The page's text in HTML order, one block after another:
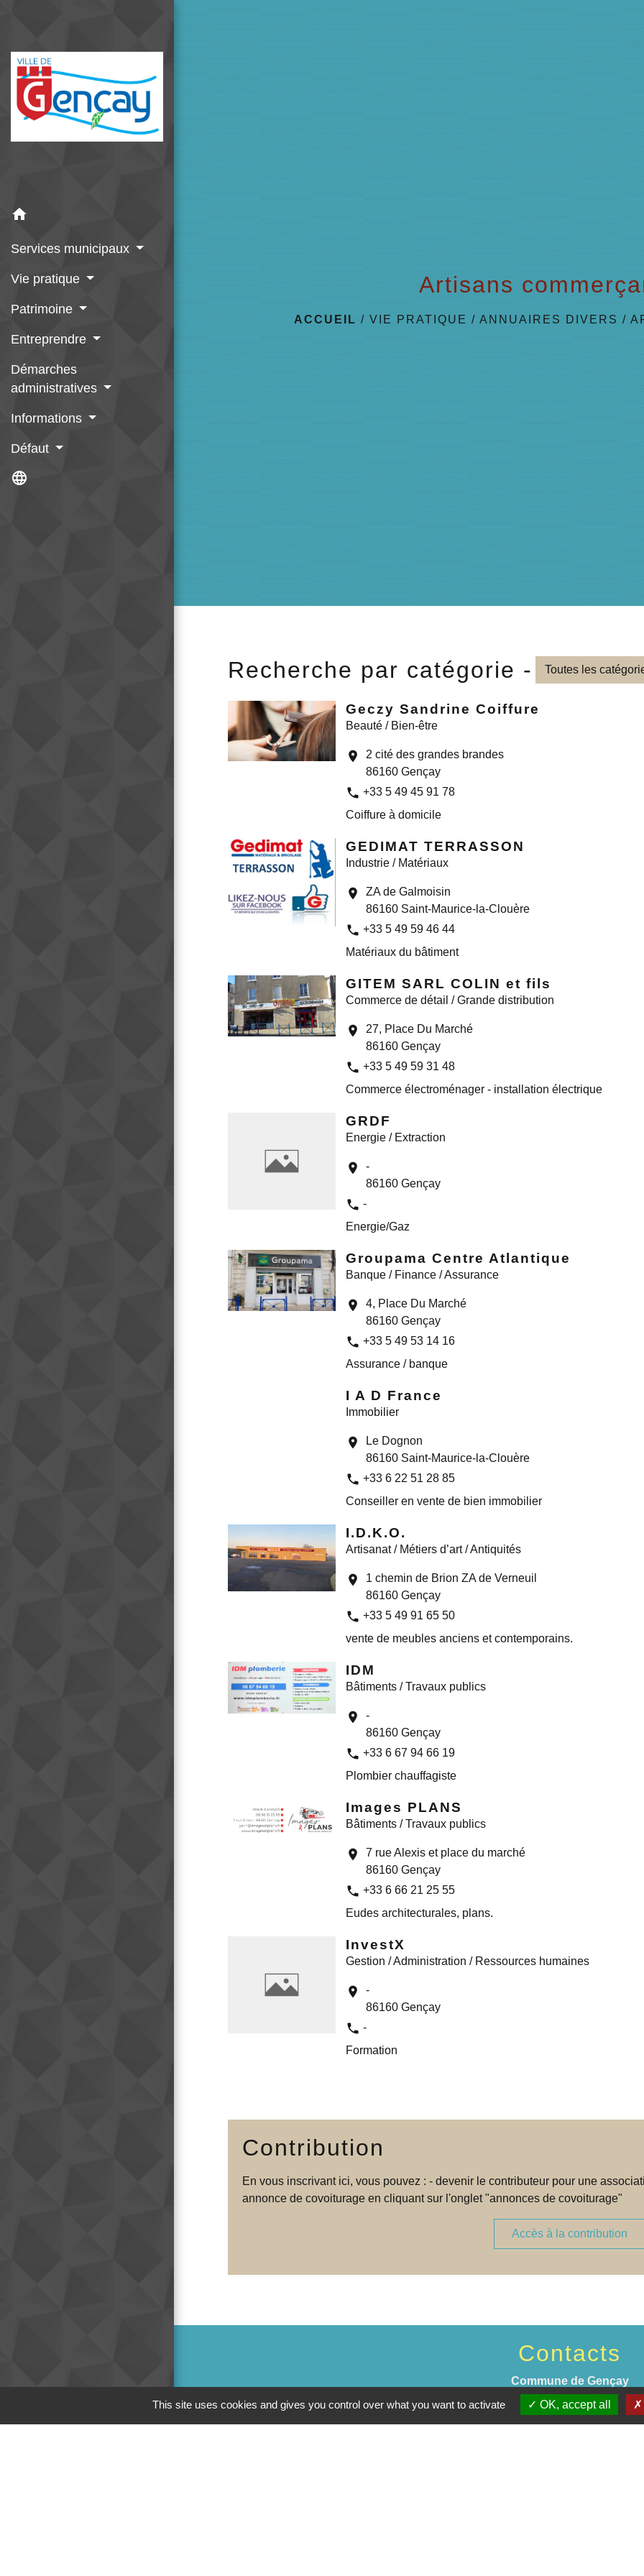
home
Services municipaux
Vie pratique
Patrimoine
Entreprendre
Démarches
administratives
Informations
Défaut
language
Artisans
ACCUEIL / VIE PRATIQUE / ANNUAIRES DIVERS /
Recherche par catégorie - Toutes les
Geczy Sandrine Coiffure
Beauté / Bien-être
location_on
2 cité des grandes brandes
86160 Gençay
phone +33 5 49 45 91 78
Coiffure à domicile
GEDIMAT TERRASSON
Industrie / Matériaux
location_on
ZA de Galmoisin
86160 Saint-Maurice-la-Clouère
phone +33 5 49 59 46 44
Matériaux du bâtiment
GITEM SARL COLIN et fils
Commerce de détail / Grande distribution
location_on
27, Place Du Marché
86160 Gençay
phone +33 5 49 59 31 48
Commerce électroménager - installation électrique
GRDF
Energie / Extraction
location_on
-
86160 Gençay
phone -
Energie/Gaz
Groupama Centre Atlantique
Banque / Finance / Assurance
location_on
4, Place Du Marché
86160 Gençay
phone +33 5 49 53 14 16
Assurance / banque
I A D France
Immobilier
location_on
Le Dognon
86160 Saint-Maurice-la-Clouère
phone +33 6 22 51 28 85
Conseiller en vente de bien immobilier
I.D.K.O.
Artisanat / Métiers d’art / Antiquités
location_on
1 chemin de Brion ZA de Verneuil
86160 Gençay
phone +33 5 49 91 65 50
vente de meubles anciens et contemporains.
IDM
Bâtiments / Travaux publics
location_on
-
86160 Gençay
phone +33 6 67 94 66 19
Plombier chauffagiste
Images PLANS
Bâtiments / Travaux publics
location_on
7 rue Alexis et place du marché
86160 Gençay
phone +33 6 66 21 25 55
Eudes architecturales, plans.
InvestX
Gestion / Administration / Ressources humaines
location_on
-
86160 Gençay
phone -
Formation
Contribution
En vous inscrivant ici, vous pouvez : - devenir le contributeur pour une
annonce de covoiturage en cliquant sur l'onglet "annonces de covoiturage"
Accès à la contribution
Contacts
Commune de Gençay
Mairie principale : 1 place de la Mairie ------Mairie annexe : place
86160 Gençay - FRANCE
This site uses cookies and gives you control over what you want to activate OK, accept all